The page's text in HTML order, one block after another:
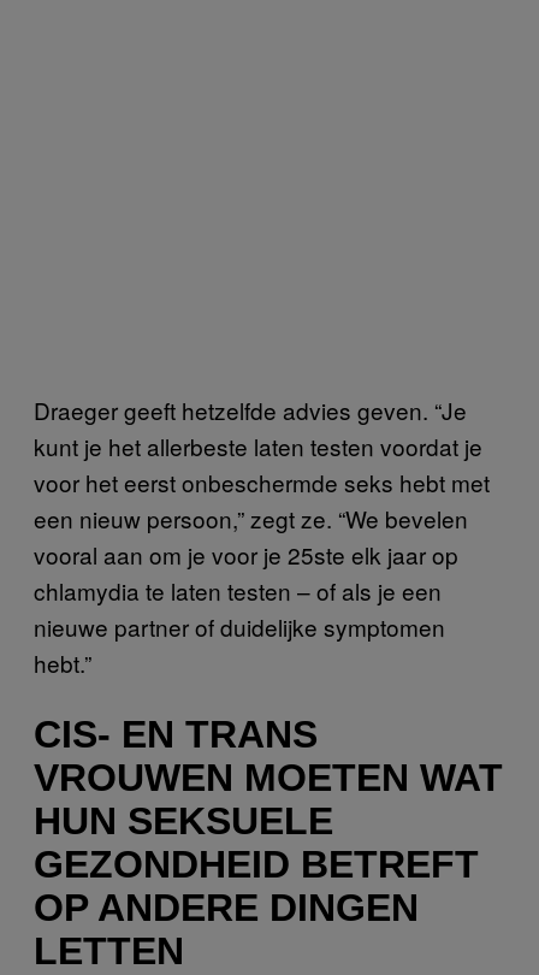
Draeger geeft hetzelfde advies geven. “Je
kunt je het allerbeste laten testen voordat je
voor het eerst onbeschermde seks hebt met
een nieuw persoon,” zegt ze. “We bevelen
vooral aan om je voor je 25ste elk jaar op
chlamydia te laten testen – of als je een
nieuwe partner of duidelijke symptomen
hebt.”
CIS- EN TRANS
VROUWEN MOETEN WAT
HUN SEKSUELE
GEZONDHEID BETREFT
OP ANDERE DINGEN
LETTEN